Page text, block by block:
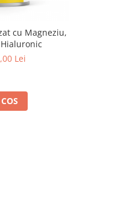
cu Magneziu,
Lei